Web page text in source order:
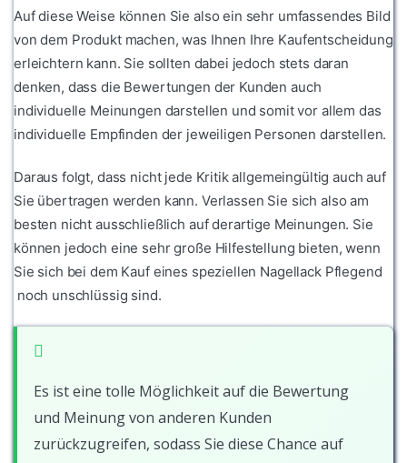
Auf diese Weise können Sie also ein sehr umfassendes Bild
von dem Produkt machen, was Ihnen Ihre Kaufentscheidung
erleichtern kann. Sie sollten dabei jedoch stets daran
denken, dass die Bewertungen der Kunden auch
individuelle Meinungen darstellen und somit vor allem das
individuelle Empfinden der jeweiligen Personen darstellen.
Daraus folgt, dass nicht jede Kritik allgemeingültig auch auf
Sie übertragen werden kann. Verlassen Sie sich also am
besten nicht ausschließlich auf derartige Meinungen. Sie
können jedoch eine sehr große Hilfestellung bieten, wenn
Sie sich bei dem Kauf eines speziellen Nagellack Pflegend
noch unschlüssig sind.
Es ist eine tolle Möglichkeit auf die Bewertung
und Meinung von anderen Kunden
zurückzugreifen, sodass Sie diese Chance auf